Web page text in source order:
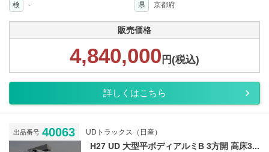
検
- 県 京都府
販売価格
4,840,000 円(税込)
詳しくはこちら
出品番号 40063 UDトラックス（日産）
H27 UD 大型平ボディアルミB 3方開 高床3...